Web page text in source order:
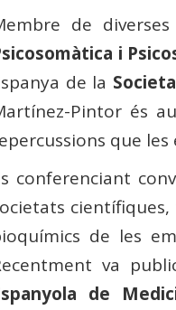
de
i
de la
Pintor és
que
conferenciant
de les
va
de